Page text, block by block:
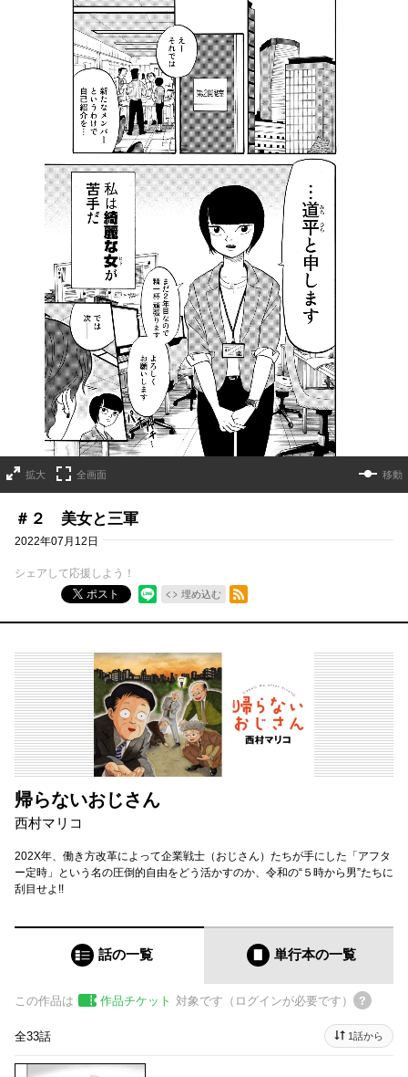
拡大 全画面 移動
＃２ 美女と三軍
2022年07月12日
シェアして応援しよう！
ポスト
埋め込む
RSSフィード
帰らないおじさん
西村マリコ
202X年、働き方改革によって企業戦士（おじさん）たちが手にした「アフタ
ー定時」という名の圧倒的自由をどう活かすのか、令和の“５時から男”たちに
刮目せよ!!
話の一覧 単行本の一覧
この作品は 作品チケット 対象です（ログインが必要です）
全33話 1話から